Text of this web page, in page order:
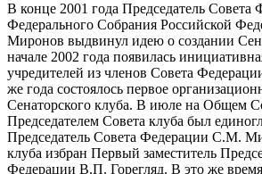
В конце 2001 года Председатель Совета
Федерального Собрания Российской
Миронов выдвинул идею о создании
начале 2002 года появилась
учредителей из членов Совета
же года состоялось первое
Сенаторского клуба. В июле на Общем
Председателем Совета клуба был
Председатель Совета Федерации С.М.
клуба избран Первый заместитель
Федерации В.П. Горегляд. В это же